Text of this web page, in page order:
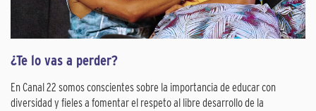
¿Te lo vas a perder?
En Canal 22 somos conscientes sobre la importancia de educar con
diversidad y fieles a fomentar el respeto al libre desarrollo de la